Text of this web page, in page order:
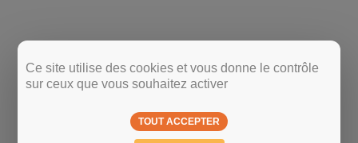
Ce site utilise des cookies et vous donne le contrôle
sur ceux que vous souhaitez activer
TOUT ACCEPTER